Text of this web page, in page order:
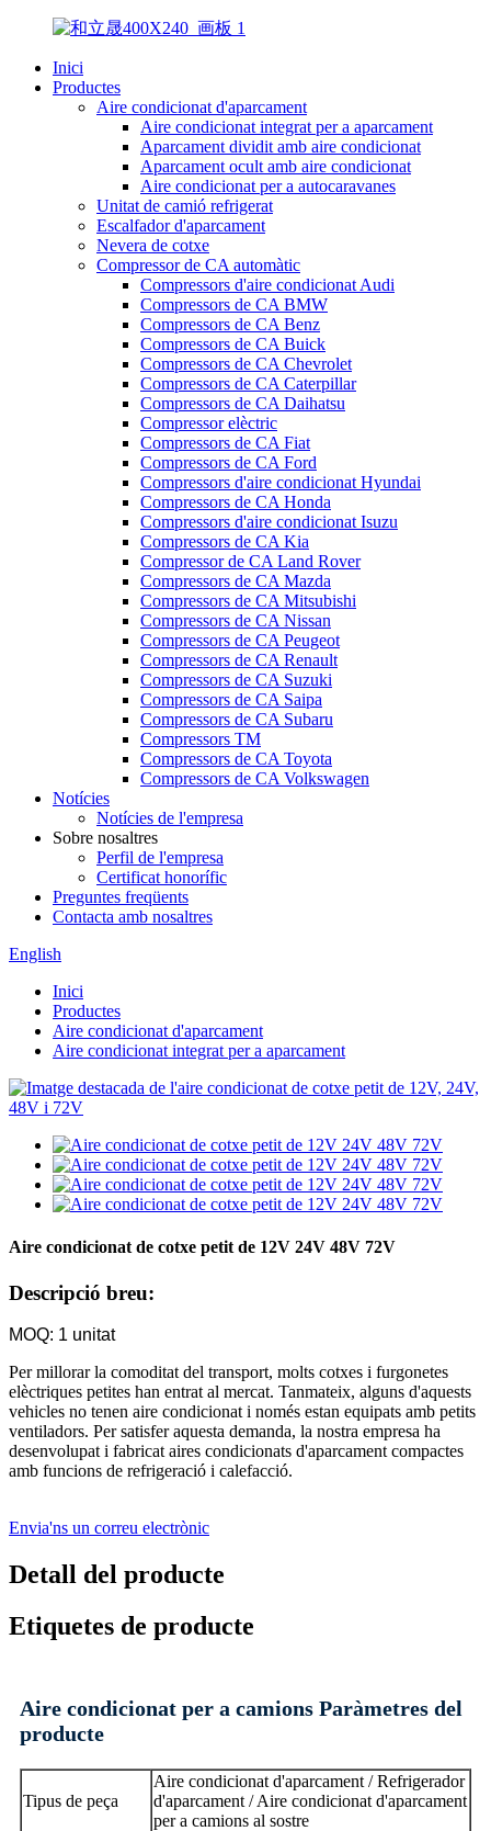
Inici
Productes
Aire condicionat d'aparcament
Aire condicionat integrat per a aparcament
Aparcament dividit amb aire condicionat
Aparcament ocult amb aire condicionat
Aire condicionat per a autocaravanes
Unitat de camió refrigerat
Escalfador d'aparcament
Nevera de cotxe
Compressor de CA automàtic
Compressors d'aire condicionat Audi
Compressors de CA BMW
Compressors de CA Benz
Compressors de CA Buick
Compressors de CA Chevrolet
Compressors de CA Caterpillar
Compressors de CA Daihatsu
Compressor elèctric
Compressors de CA Fiat
Compressors de CA Ford
Compressors d'aire condicionat Hyundai
Compressors de CA Honda
Compressors d'aire condicionat Isuzu
Compressors de CA Kia
Compressor de CA Land Rover
Compressors de CA Mazda
Compressors de CA Mitsubishi
Compressors de CA Nissan
Compressors de CA Peugeot
Compressors de CA Renault
Compressors de CA Suzuki
Compressors de CA Saipa
Compressors de CA Subaru
Compressors TM
Compressors de CA Toyota
Compressors de CA Volkswagen
Notícies
Notícies de l'empresa
Sobre nosaltres
Perfil de l'empresa
Certificat honorífic
Preguntes freqüents
Contacta amb nosaltres
English
Inici
Productes
Aire condicionat d'aparcament
Aire condicionat integrat per a aparcament
Aire condicionat de cotxe petit de 12V 24V 48V 72V
Descripció breu:
MOQ: 1 unitat
Per millorar la comoditat del transport, molts cotxes i furgonetes
elèctriques petites han entrat al mercat. Tanmateix, alguns d'aquests
vehicles no tenen aire condicionat i només estan equipats amb petits
ventiladors. Per satisfer aquesta demanda, la nostra empresa ha
desenvolupat i fabricat aires condicionats d'aparcament compactes
amb funcions de refrigeració i calefacció.
Envia'ns un correu electrònic
Detall del producte
Etiquetes de producte
Aire condicionat per a camions Paràmetres del
producte
Tipus de peça
Aire condicionat d'aparcament / Refrigerador
d'aparcament / Aire condicionat d'aparcament
per a camions al sostre